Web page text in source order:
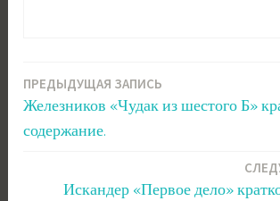
Навигация
ПРЕДЫДУЩАЯ ЗАПИСЬ
Железников «Чудак из шестого Б»
содержание.
Искандер «Первое дело»